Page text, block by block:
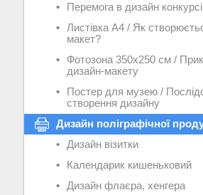
Перемога в дизайн
Листівка А4 / Як
макет?
Фотозона 350х250 см /
дизайн-макету
Постер для музею /
створення дизайну
Дизайн поліграфічної
Дизайн візитки
Календарик кишеньковий
Дизайн флаєра, хенгера